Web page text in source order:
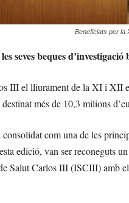
Beneficiats per la
seves beques d’investigació
III el lliurament de la XI i XII
més de 10,3 milions
com una de les
edició, van ser reconeguts
Salut Carlos III (ISCIII) amb